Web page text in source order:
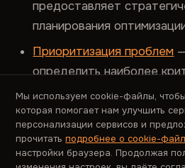
предоставляет
планирования
Приоритизация проблем
определить наиболее
клиентских путей для
Метод Кано— позволяет
элементы опыта,
уровне клиентских путей
Мы используем cookie-файлы, чтобы
которая помогает нам улучшить
персонализации сервисов и
прочитатьподробнее о cookie-
настройки браузера. Продолжая